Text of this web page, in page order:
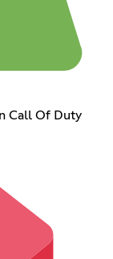
Call Of Duty